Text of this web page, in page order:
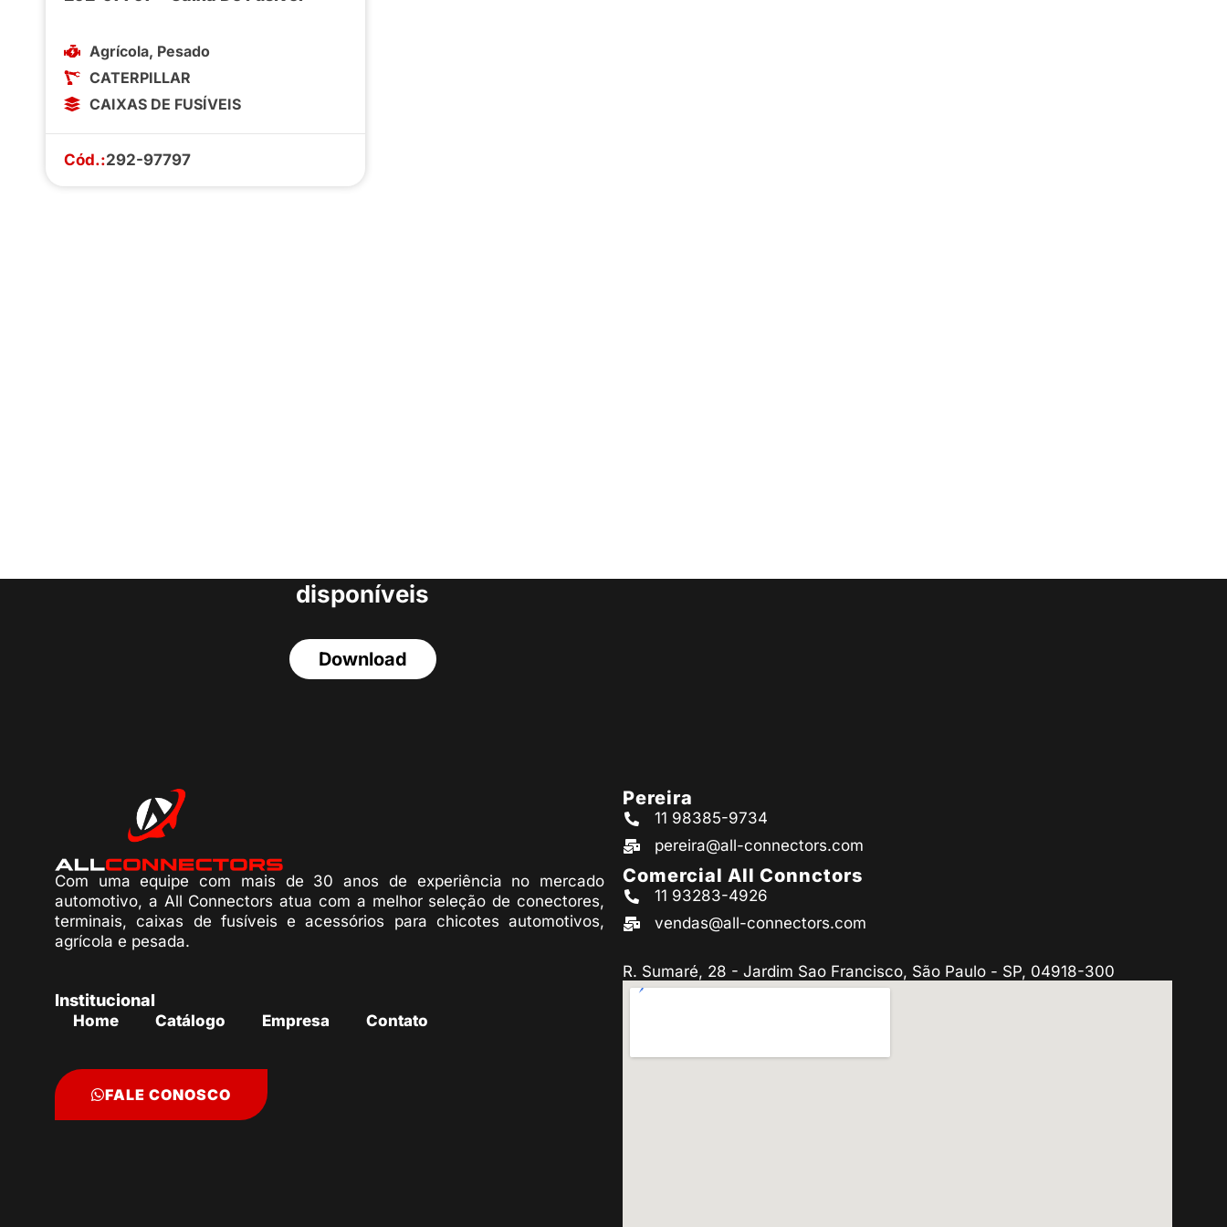
Agrícola, Pesado
CATERPILLAR
CAIXAS DE FUSÍVEIS
Cód.:292-97797
disponíveis
Download
Com uma equipe com mais de 30 anos de experiência no mercado
automotivo, a All Connectors atua com a melhor seleção de conectores,
terminais, caixas de fusíveis e acessórios para chicotes automotivos,
agrícola e pesada.
Institucional
Home Catálogo Empresa Contato
FALE CONOSCO
Pereira
11 98385-9734
pereira@all-connectors.com
Comercial All Connctors
11 93283-4926
vendas@all-connectors.com
R. Sumaré, 28 - Jardim Sao Francisco, São Paulo - SP, 04918-300